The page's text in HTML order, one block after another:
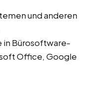
und anderen
in Bürosoftware-
Office, Google